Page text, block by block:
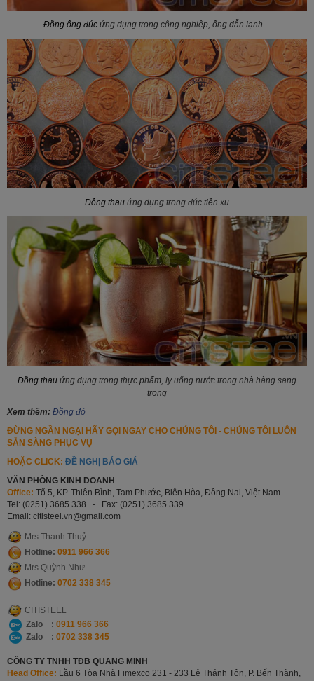
Đồng ống đúcứng dụng trong công nghiệp, ống dẫn lạnh ...
Đồng thau ứng dụng trong đúc tiền xu
Đồng thau ứng dụng trong thực phẩm, ly uống nước trong nhà hàng sang
trọng
Xem thêm: Đồng đỏ
ĐỪNG NGẦN NGẠI HÃY GỌI NGAY CHO CHÚNG TÔI - CHÚNG TÔI LUÔN
SẴN SÀNG PHỤC VỤ
HOẶC CLICK: ĐỀ NGHỊ BÁO GIÁ
VĂN PHÒNG KINH DOANH
Office: Tổ 5, KP. Thiên Bình, Tam Phước, Biên Hòa, Đồng Nai, Việt Nam
Tel: (0251) 3685 338 - Fax: (0251) 3685 339
Email: citisteel.vn@gmail.com
Mrs Thanh Thuỷ
Hotline: 0911 966 366
Mrs Quỳnh Như
Hotline: 0702 338 345
CITISTEEL
Zalo : 0911 966 366
Zalo : 0702 338 345
CÔNG TY TNHH TĐB QUANG MINH
Head Office: Lầu 6 Tòa Nhà Fimexco 231 - 233 Lê Thánh Tôn, P. Bến Thành,